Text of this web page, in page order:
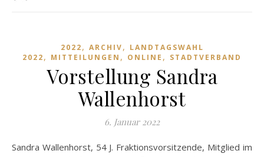
2022, ARCHIV, LANDTAGSWAHL
2022, MITTEILUNGEN , ONLINE , STADTVERBAND
Vorstellung Sandra
Wallenhorst
6. Januar 2022
Sandra Wallenhorst, 54 J. Fraktionsvorsitzende, Mitglied im